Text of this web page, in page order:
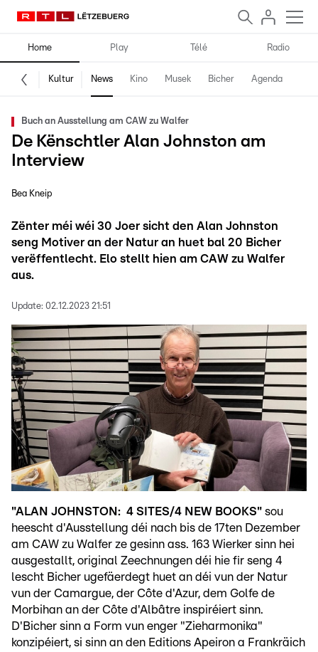
Home Play Télé Radio
Kultur News Kino Musek Bicher Agenda
Buch an Ausstellung am CAW zu Walfer
De Kënschtler Alan Johnston am
Interview
Bea Kneip
Zënter méi wéi 30 Joer sicht den Alan Johnston
seng Motiver an der Natur an huet bal 20 Bicher
verëffentlecht. Elo stellt hien am CAW zu Walfer
aus.
Update: 02.12.2023 21:51
"ALAN JOHNSTON: 4 SITES/4 NEW BOOKS" sou
heescht d'Ausstellung déi nach bis de 17ten Dezember
am CAW zu Walfer ze gesinn ass. 163 Wierker sinn hei
ausgestallt, original Zeechnungen déi hie fir seng 4
lescht Bicher ugefäerdegt huet an déi vun der Natur
vun der Camargue, der Côte d'Azur, dem Golfe de
Morbihan an der Côte d'Albâtre inspiréiert sinn.
D'Bicher sinn a Form vun enger "Zieharmonika"
konzipéiert, si sinn an den Editions Apeiron a Frankräich